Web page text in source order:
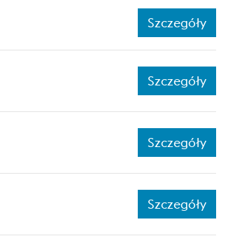
Szczegóły
Szczegóły
Szczegóły
Szczegóły